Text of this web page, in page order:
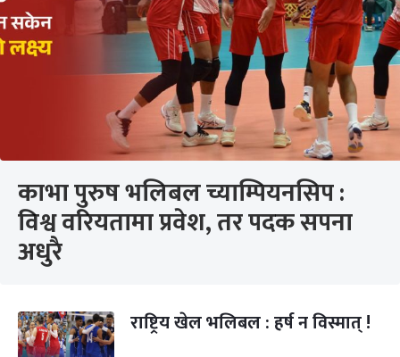
काभा पुरुष भलिबल च्याम्पियनसिप :
विश्व वरियतामा प्रवेश, तर पदक सपना
अधुरै
राष्ट्रिय खेल भलिबल : हर्ष न विस्मात् !